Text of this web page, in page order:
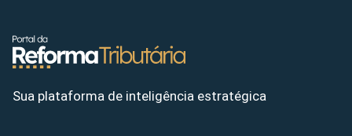
Sua plataforma de inteligência estratégica